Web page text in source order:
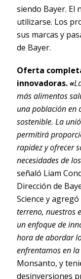
siendo Bayer. El
utilizarse. Los
sus marcas y
de Bayer.
Oferta
innovadoras.«
más alimentos
una población en
sostenible. La
permitirá
rapidez y ofrecer
necesidades de
señaló Liam
Dirección de
Science y agregó
terreno, nuestros
un enfoque de
hora de abordar
enfrentamos en
Monsanto, y
desinversiones